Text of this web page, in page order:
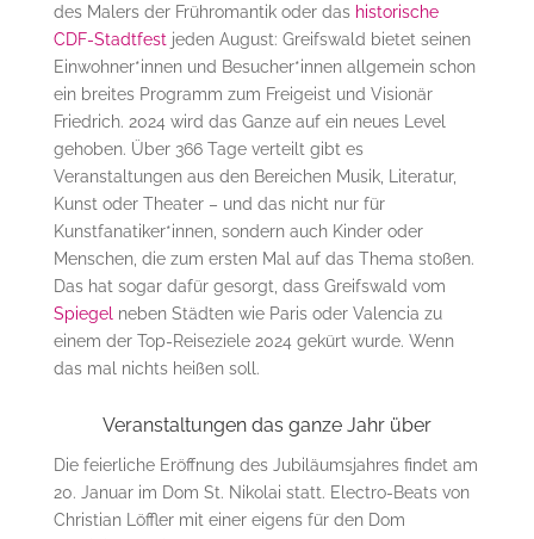
des Malers der Frühromantik oder das historische
CDF-Stadtfest jeden August: Greifswald bietet seinen
Einwohner*innen und Besucher*innen allgemein schon
ein breites Programm zum Freigeist und Visionär
Friedrich. 2024 wird das Ganze auf ein neues Level
gehoben. Über 366 Tage verteilt gibt es
Veranstaltungen aus den Bereichen Musik, Literatur,
Kunst oder Theater – und das nicht nur für
Kunstfanatiker*innen, sondern auch Kinder oder
Menschen, die zum ersten Mal auf das Thema stoßen.
Das hat sogar dafür gesorgt, dass Greifswald vom
Spiegel neben Städten wie Paris oder Valencia zu
einem der Top-Reiseziele 2024 gekürt wurde. Wenn
das mal nichts heißen soll.
Veranstaltungen das ganze Jahr über
Die feierliche Eröffnung des Jubiläumsjahres findet am
20. Januar im Dom St. Nikolai statt. Electro-Beats von
Christian Löffler mit einer eigens für den Dom